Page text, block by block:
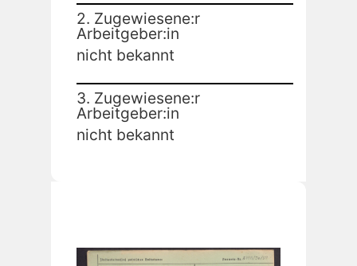
2. Zugewiesene:r
Arbeitgeber:in
nicht bekannt
3. Zugewiesene:r
Arbeitgeber:in
nicht bekannt